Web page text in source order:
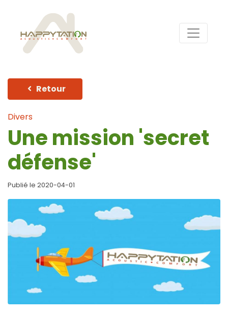
Retour
Divers
Une mission 'secret
défense'
Publié le 2020-04-01